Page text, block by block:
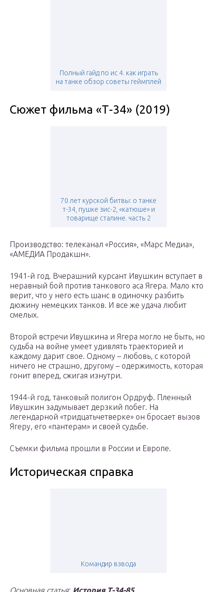
Полный гайд по ис 4. как играть
на танке обзор советы геймплей
Сюжет фильма «Т-34» (2019)
70 лет курской битвы: о танке
т-34, пушке зис-2, «катюше» и
товарище сталине. часть 2
Производство: телеканал «Россия», «Марс Медиа»,
«АМЕДИА Продакшн».
1941-й год. Вчерашний курсант Ивушкин вступает в
неравный бой против танкового аса Ягера. Мало кто
верит, что у него есть шанс в одиночку разбить
дюжину немецких танков. И все же удача любит
смелых.
Второй встречи Ивушкина и Ягера могло не быть, но
судьба на войне умеет удивлять траекторией и
каждому дарит свое. Одному – любовь, с которой
ничего не страшно, другому – одержимость, которая
гонит вперед, сжигая изнутри.
1944-й год, танковый полигон Ордруф. Пленный
Ивушкин задумывает дерзкий побег. На
легендарной «тридцатьчетверке» он бросает вызов
Ягеру, его «пантерам» и своей судьбе.
Съемки фильма прошли в России и Европе.
Историческая справка
Командир взвода
Основная статья: История Т-34-85